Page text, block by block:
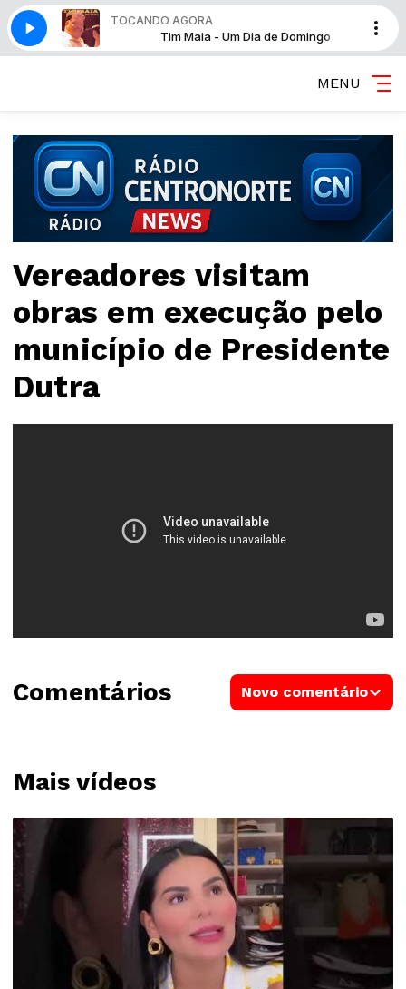
TOCANDO AGORA
Domingo Tim Maia - Um Dia de Domingo
MENU
Vereadores visitam
obras em execução pelo
município de Presidente
Dutra
Mais vídeos
Comentários Novo comentário